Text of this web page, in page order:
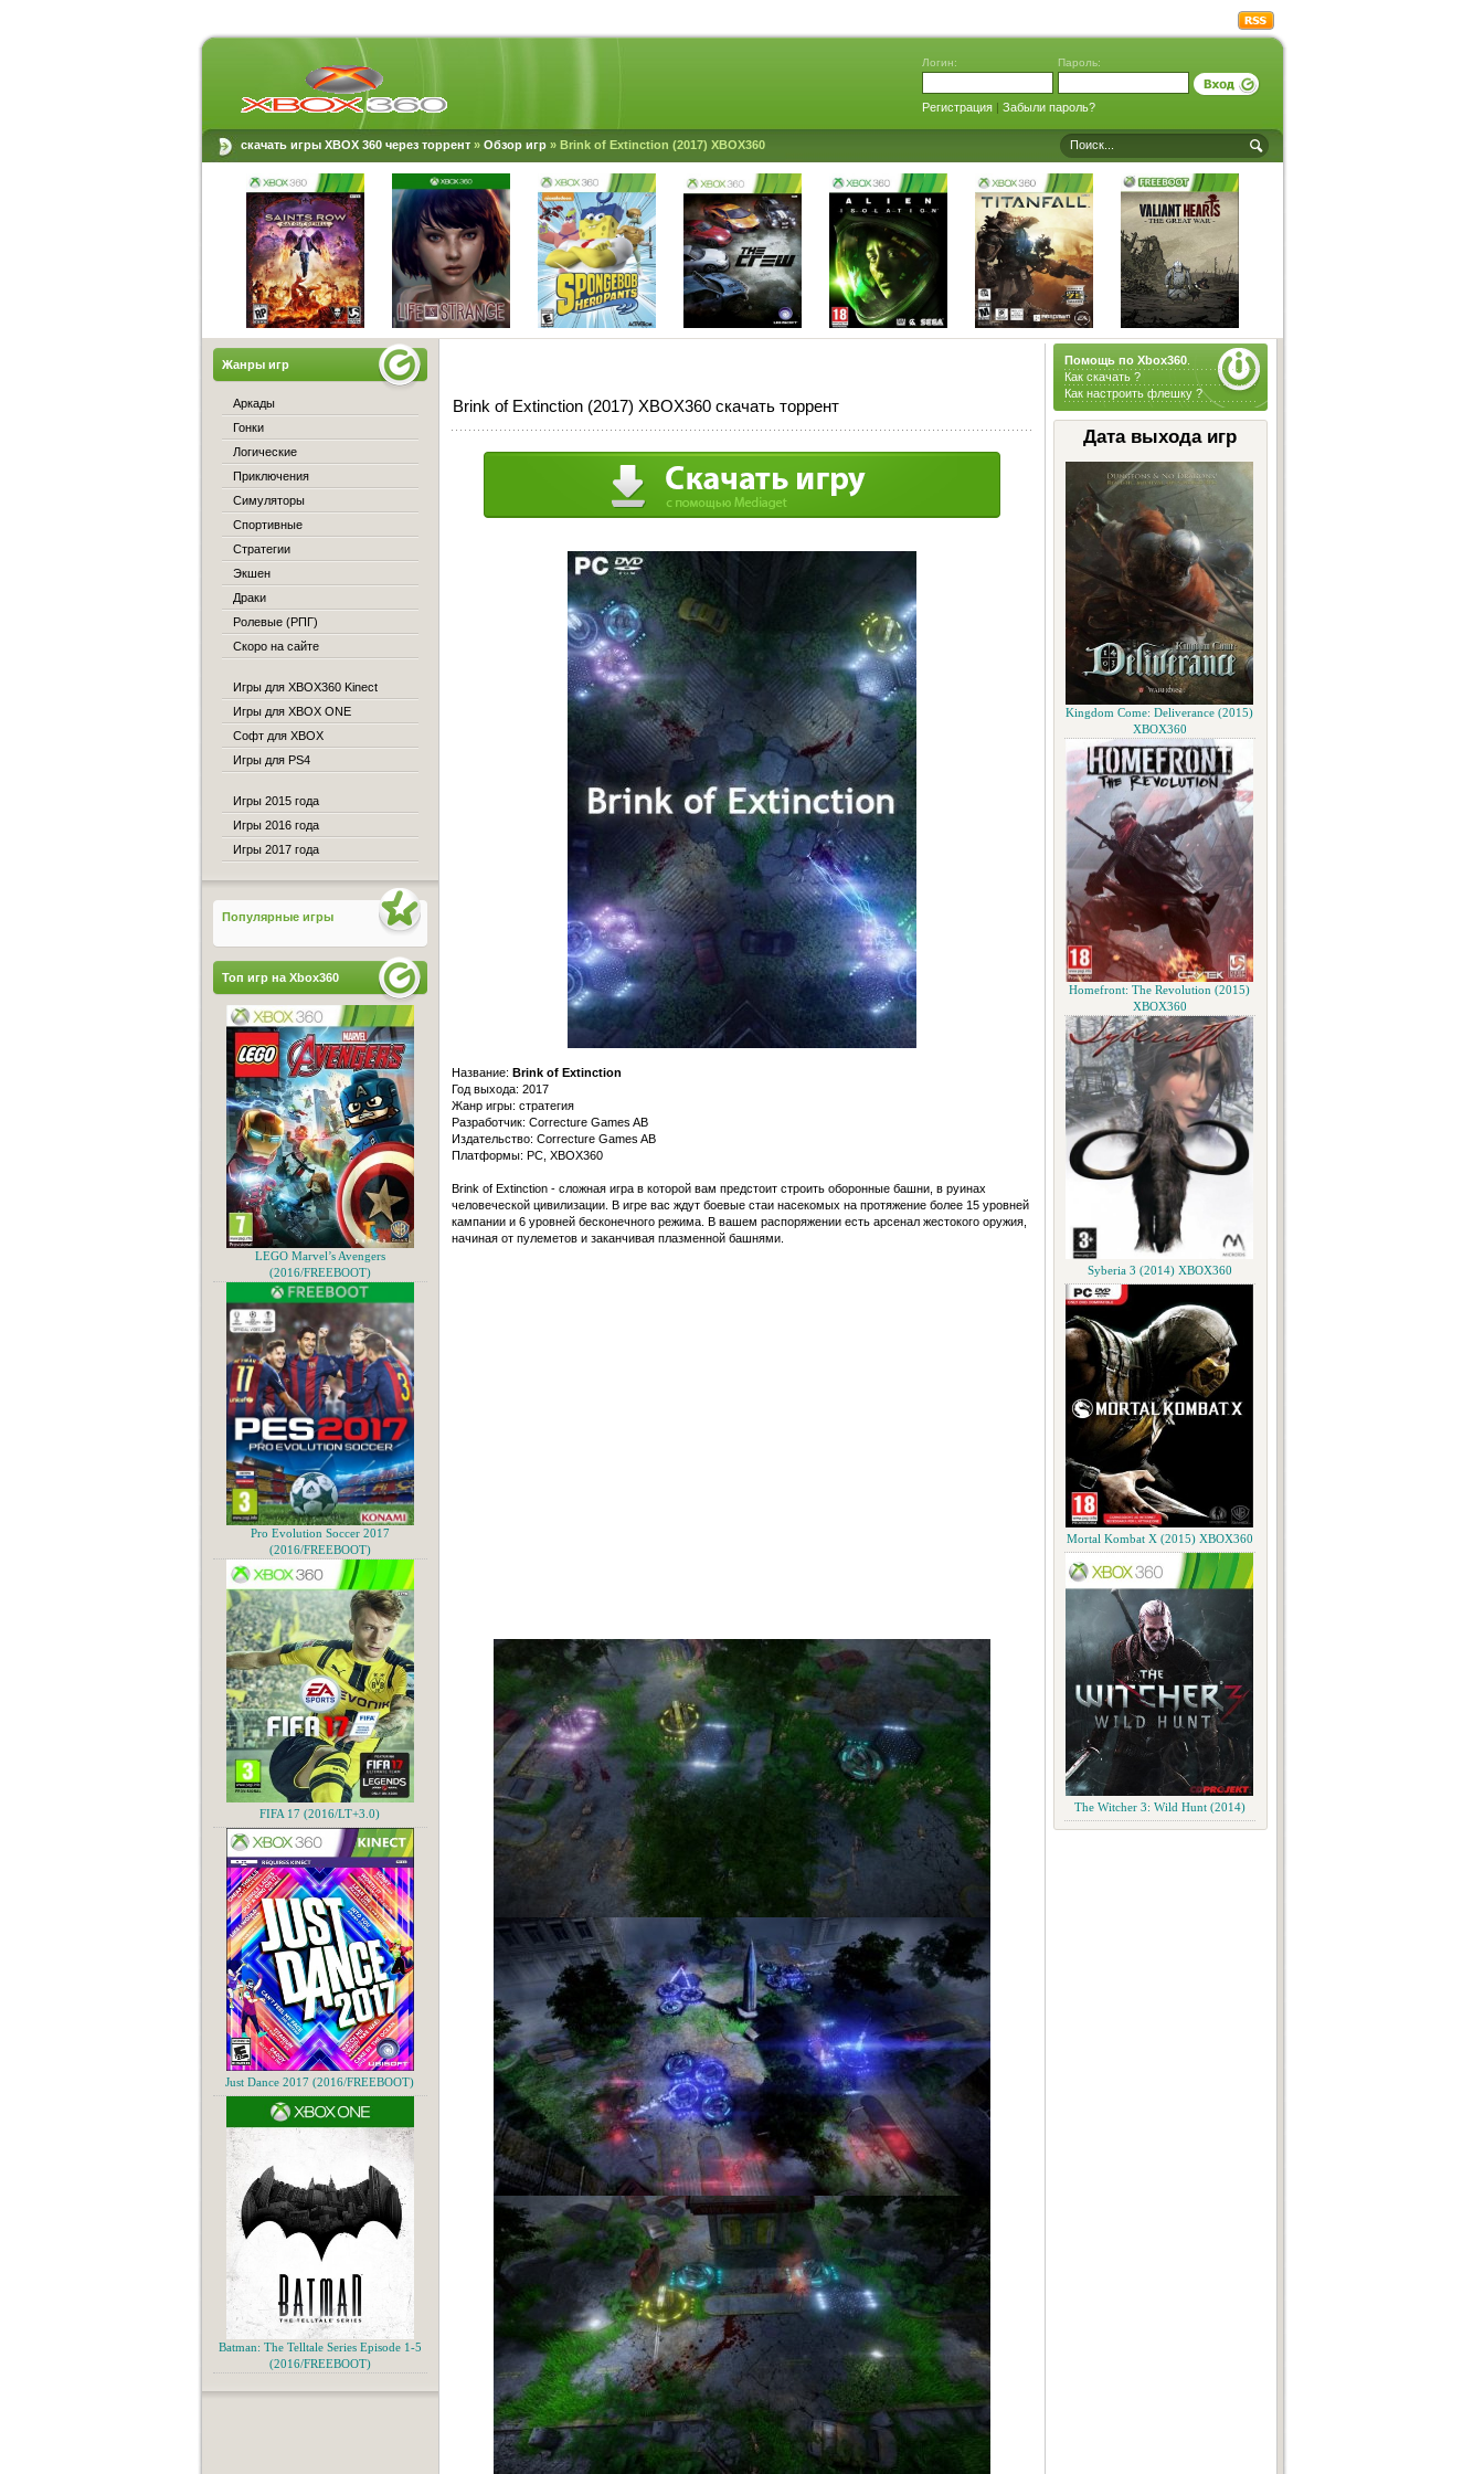
Логин: Пароль:
Регистрация| Забыли пароль?
скачать игры XBOX 360 через торрент» Обзор игр» Brink of Extinction (2017) XBOX360
Помощь по Xbox360.
Как скачать ?
Как настроить флешку ?
Дата выхода игр
Kingdom Come: Deliverance (2015)
XBOX360
Homefront: The Revolution (2015)
XBOX360
Syberia 3 (2014) XBOX360
Mortal Kombat X (2015) XBOX360
The Witcher 3: Wild Hunt (2014)
Brink of Extinction (2017) XBOX360 скачать торрент
Название: Brink of Extinction
Год выхода: 2017
Жанр игры: стратегия
Разработчик: Correcture Games AB
Издательство: Correcture Games AB
Платформы: PC, XBOX360
Brink of Extinction - сложная игра в которой вам предстоит строить оборонные башни, в руинах
человеческой цивилизации. В игре вас ждут боевые стаи насекомых на протяжение более 15 уровней
кампании и 6 уровней бесконечного режима. В вашем распоряжении есть арсенал жестокого оружия,
начиная от пулеметов и заканчивая плазменной башнями.
Жанры игр
Аркады
Гонки
Логические
Приключения
Симуляторы
Спортивные
Стратегии
Экшен
Драки
Ролевые (РПГ)
Скоро на сайте
Игры для XBOX360 Kinect
Игры для XBOX ONE
Софт для XBOX
Игры для PS4
Игры 2015 года
Игры 2016 года
Игры 2017 года
Популярные игры
Топ игр на Xbox360
LEGO Marvel’s Avengers
(2016/FREEBOOT)
Pro Evolution Soccer 2017
(2016/FREEBOOT)
FIFA 17 (2016/LT+3.0)
Just Dance 2017 (2016/FREEBOOT)
Batman: The Telltale Series Episode 1-5
(2016/FREEBOOT)